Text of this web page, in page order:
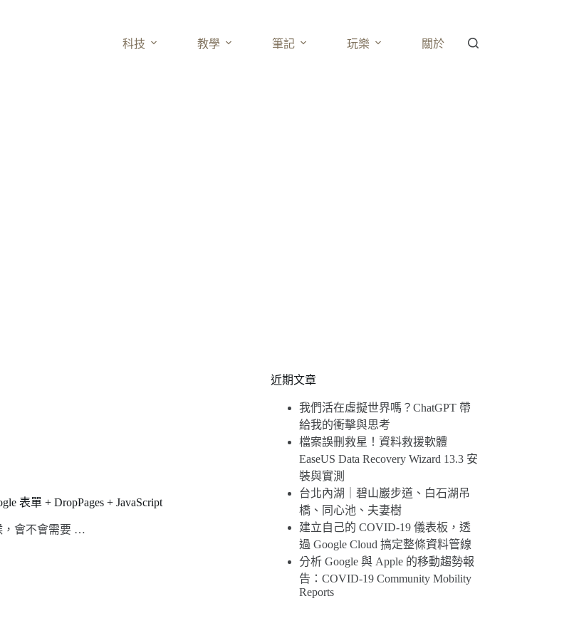
科技 教學 筆記 玩樂 關於
表單 + DropPages + JavaScript
，會不會需要 …
近期文章
我們活在虛擬世界嗎？ChatGPT 帶
給我的衝擊與思考
檔案誤刪救星！資料救援軟體
EaseUS Data Recovery Wizard 13.3 安
裝與實測
台北內湖｜碧山巖步道、白石湖吊
橋、同心池、夫妻樹
建立自己的 COVID-19 儀表板，透
過 Google Cloud 搞定整條資料管線
分析 Google 與 Apple 的移動趨勢報
告：COVID-19 Community Mobility
Reports